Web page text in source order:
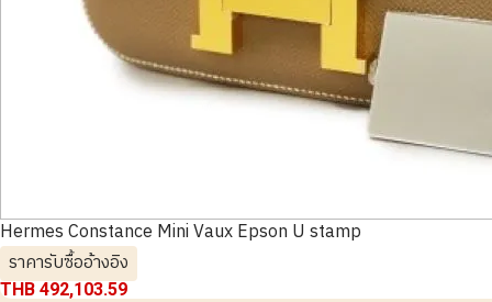
Hermes Constance Mini Vaux Epson U stamp
ราคารับซื้ออ้างอิง
THB 492,103.59